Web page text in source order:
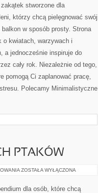
stworzone dla
którzy chcą pielęgnować swój
w sposób prosty. Strona
o kwiatach, warzywach i
a jednocześnie inspiruje do
cały rok. Niezależnie od tego,
pomogą Ci zaplanować pracę,
Polecamy Minimalistyczne
PTAKÓW
ZIMOWE
PTAKÓW
ZOSTAŁA WYŁĄCZONA
dla osób, które chcą